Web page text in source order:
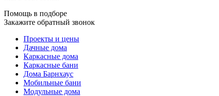
Помощь в подборе
Закажите обратный звонок
Проекты и цены
Дачные дома
Каркасные дома
Каркасные бани
Дома Барнхаус
Мобильные бани
Модульные дома